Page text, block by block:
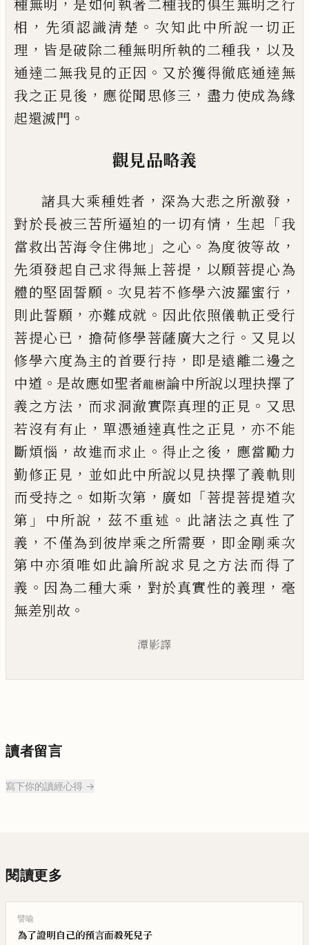
種無明
是如何執著二種我的俱生無明之行
相 ， 先須認識清楚 。 次知此中所說一切正
理 ， 皆是破除二種無明所執的二種我 ， 以及
通達二無我見的正因 。 又於獲得徹底通達無
我之正見後 ， 應從聞思修三 ， 盡力使成為緣
起還滅門 。
觀見品略義
諸具大乘種姓者 ， 深為大悲之所激發 ，
對於長被三苦所逼迫的一切有情 ， 生起 「我
當救出苦海令住佛地 」 之心 。 為度彼等故 ，
先須發起自己求得無上菩提 ， 以願菩提心為
體的堅固誓願 。 次 見若不修學六波羅蜜行 ，
則此誓願 ， 亦難成就 。 因此依照儀軌正受行
菩提心已 ， 擔荷修學菩薩廣大之行 。 又見以
修學六度為主的首要行持 ， 即是遠離二邊之
中道 。 是故應如聖者龍樹論中所說以理抉擇了
義之方法 ， 而求洞澈實際真理的正見 。 又思
若沒有有止 ，單憑通達真性之正見 ，亦不能
斷煩惱 ，故進而求止 。 得止之後 ， 應當勵力
勤修正見 ， 並如此中所說以見抉擇了義軌則
而受持之 。 如斯次第 ， 廣如 「菩提菩提道次
第 」 中所說 ， 茲不重述 。 此諸法之真性了
義 ，不僅為到彼岸乘之所需要 ， 即金剛乘次
第中亦須唯如此論所說求見之方法而得了
義 。 因為二種大乘 ， 對於真實性的義理 ， 毫
無差別故 。
潭影譯
讀者留言
寫下你的讀經心得 →
閱讀更多
譬喻
為了證明自己的預言而殺死兒子